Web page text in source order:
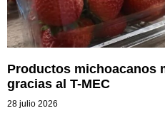
Productos michoacanos
gracias al T-MEC
28 julio 2026